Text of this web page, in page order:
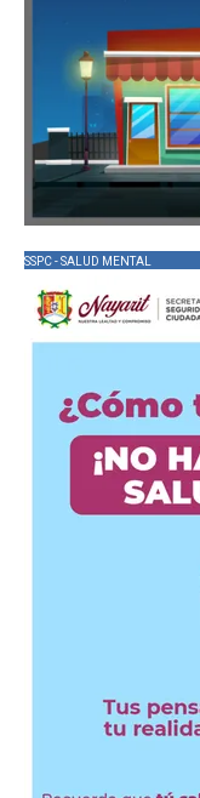
SSPC - SALUD MENTAL